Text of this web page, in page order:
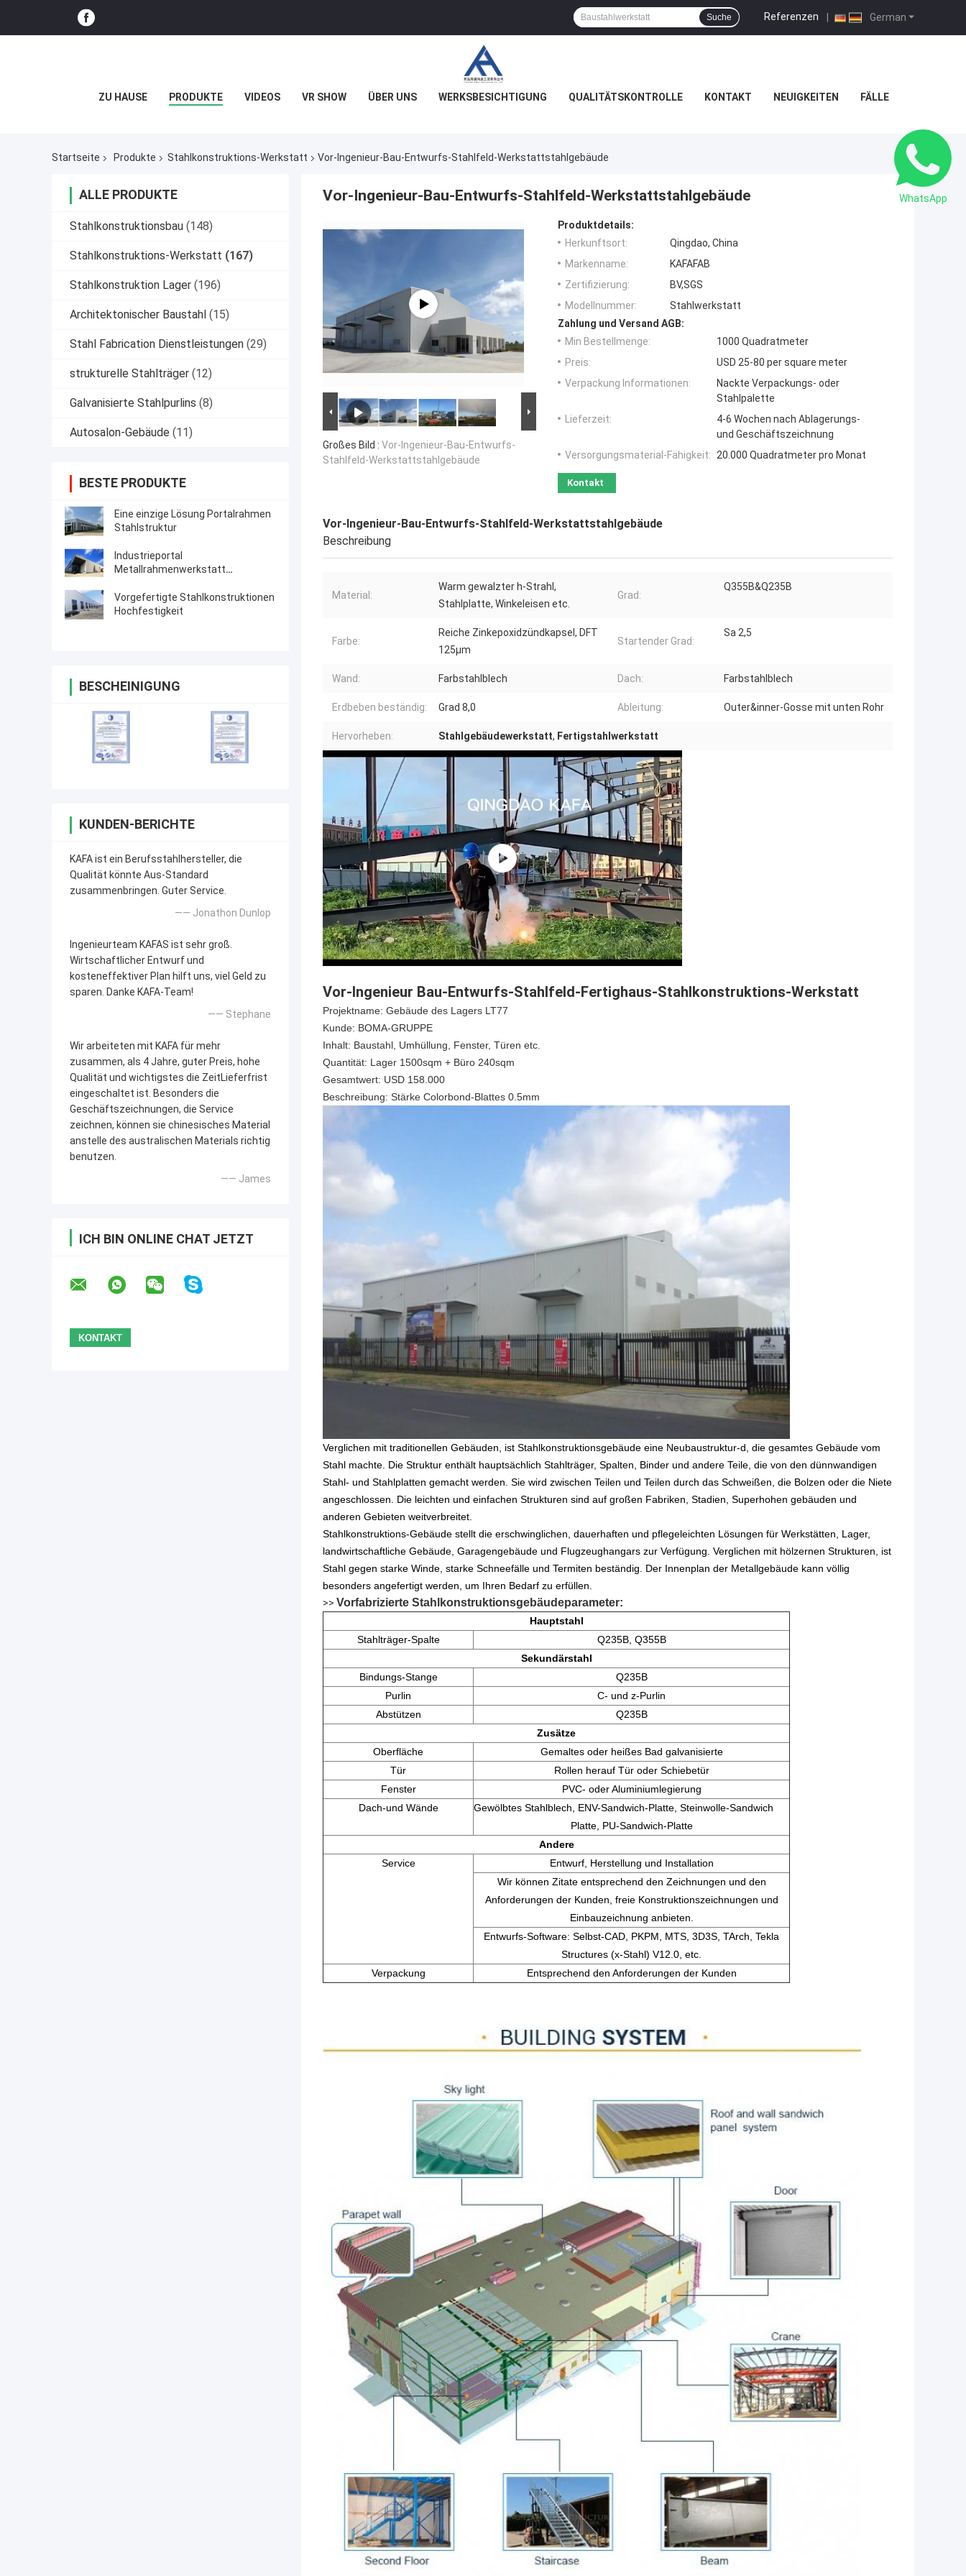
German
Referenzen |
Suche
ZU HAUSE PRODUKTE VIDEOS VR SHOW ÜBER UNS WERKSBESICHTIGUNG QUALITÄTSKONTROLLE KONTAKT NEUIGKEITEN FÄLLE
Startseite Produkte Stahlkonstruktions-Werkstatt Vor-Ingenieur-Bau-Entwurfs-Stahlfeld-Werkstattstahlgebäude
ALLE PRODUKTE
Stahlkonstruktionsbau (148)
Stahlkonstruktions-Werkstatt (167)
Stahlkonstruktion Lager (196)
Architektonischer Baustahl (15)
Stahl Fabrication Dienstleistungen (29)
strukturelle Stahlträger (12)
Galvanisierte Stahlpurlins (8)
Autosalon-Gebäude (11)
BESTE PRODUKTE
Eine einzige Lösung Portalrahmen
Stahlstruktur
Industrieportal
Metallrahmenwerkstatt
Vorgefertigte Stahlkonstruktionen
Hochfestigkeit
BESCHEINIGUNG
KUNDEN-BERICHTE
KAFA ist ein Berufsstahlhersteller, die
Qualität könnte Aus-Standard
zusammenbringen. Guter Service.
—— Jonathon Dunlop
Ingenieurteam KAFAS ist sehr groß.
Wirtschaftlicher Entwurf und
kosteneffektiver Plan hilft uns, viel Geld zu
sparen. Danke KAFA-Team!
—— Stephane
Wir arbeiteten mit KAFA für mehr
zusammen, als 4 Jahre, guter Preis, hohe
Qualität und wichtigstes die ZeitLieferfrist
eingeschaltet ist. Besonders die
Geschäftszeichnungen, die Service
zeichnen, können sie chinesisches Material
anstelle des australischen Materials richtig
benutzen.
—— James
ICH BIN ONLINE CHAT JETZT
Vor-Ingenieur-Bau-Entwurfs-Stahlfeld-Werkstattstahlgebäude
Großes Bild : Vor-Ingenieur-Bau-Entwurfs-
Stahlfeld-Werkstattstahlgebäude
Produktdetails:
Herkunftsort:
Qingdao, China
Markenname:
KAFAFAB
Zertifizierung:
BV,SGS
Modellnummer:
Stahlwerkstatt
Zahlung und Versand AGB:
Min Bestellmenge:
1000 Quadratmeter
Preis:
USD 25-80 per square meter
Verpackung Informationen:
Nackte Verpackungs- oder
Stahlpalette
Lieferzeit:
4-6 Wochen nach Ablagerungs-
und Geschäftszeichnung
Versorgungsmaterial-Fähigkeit: 20.000 Quadratmeter pro Monat
Kontakt
Vor-Ingenieur-Bau-Entwurfs-Stahlfeld-Werkstattstahlgebäude
Beschreibung
Material:
Warm gewalzter h-Strahl,
Stahlplatte, Winkeleisen etc.
Grad:
Q355B&Q235B
Farbe:
Reiche Zinkepoxidzündkapsel, DFT
125μm
Startender Grad:
Sa 2,5
Wand: Farbstahlblech Dach: Farbstahlblech
Erdbeben beständig: Grad 8,0 Ableitung: Outer&inner-Gosse mit unten Rohr
Hervorheben: Stahlgebäudewerkstatt, Fertigstahlwerkstatt
Vor-Ingenieur Bau-Entwurfs-Stahlfeld-Fertighaus-Stahlkonstruktions-Werkstatt
Projektname: Gebäude des Lagers LT77
Kunde: BOMA-GRUPPE
Inhalt: Baustahl, Umhüllung, Fenster, Türen etc.
Quantität: Lager 1500sqm + Büro 240sqm
Gesamtwert: USD 158.000
Beschreibung: Stärke Colorbond-Blattes 0.5mm
Verglichen mit traditionellen Gebäuden, ist Stahlkonstruktionsgebäude eine Neubaustruktur-d, die gesamtes Gebäude vom
Stahl machte. Die Struktur enthält hauptsächlich Stahlträger, Spalten, Binder und andere Teile, die von den dünnwandigen
Stahl- und Stahlplatten gemacht werden. Sie wird zwischen Teilen und Teilen durch das Schweißen, die Bolzen oder die Niete
angeschlossen. Die leichten und einfachen Strukturen sind auf großen Fabriken, Stadien, Superhohen gebäuden und
anderen Gebieten weitverbreitet.
Stahlkonstruktions-Gebäude stellt die erschwinglichen, dauerhaften und pflegeleichten Lösungen für Werkstätten, Lager,
landwirtschaftliche Gebäude, Garagengebäude und Flugzeughangars zur Verfügung. Verglichen mit hölzernen Strukturen, ist
Stahl gegen starke Winde, starke Schneefälle und Termiten beständig. Der Innenplan der Metallgebäude kann völlig
besonders angefertigt werden, um Ihren Bedarf zu erfüllen.
>> Vorfabrizierte Stahlkonstruktionsgebäudeparameter:
Hauptstahl
Stahlträger-Spalte
Q235B, Q355B
Sekundärstahl
Bindungs-Stange
Q235B
Purlin
C- und z-Purlin
Abstützen
Q235B
Zusätze
Oberfläche
Gemaltes oder heißes Bad galvanisierte
Tür
Rollen herauf Tür oder Schiebetür
Fenster
PVC- oder Aluminiumlegierung
Dach-und Wände
Gewölbtes Stahlblech, ENV-Sandwich-Platte, Steinwolle-Sandwich
Platte, PU-Sandwich-Platte
Andere
Service
Entwurf, Herstellung und Installation
Wir können Zitate entsprechend den Zeichnungen und den
Anforderungen der Kunden, freie Konstruktionszeichnungen und
Einbauzeichnung anbieten.
Entwurfs-Software: Selbst-CAD, PKPM, MTS, 3D3S, TArch, Tekla
Structures (x-Stahl) V12.0, etc.
Verpackung
Entsprechend den Anforderungen der Kunden
WhatsApp